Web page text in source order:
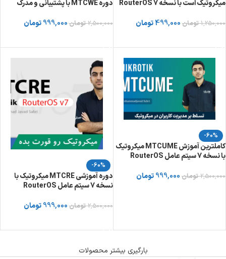
میکروتیک است با نسخه 7 RouterOS
1,250,000 تومان 499,000تومان
دوره MTCWE با پشتیبانی و مدرک
2,500,000 تومان999,000 تومان
-60%
کاملترین آموزش MTCUME میکروتیک
با نسخه 7 سیتم عامل RouterOS
2,500,000 تومان 999,000تومان
-60%
دوره آموزشی MTCRE میکروتیک با
نسخه 7 سیتم عامل RouterOS
2,500,000 تومان999,000 تومان
بارگیری بیشتر محصولات